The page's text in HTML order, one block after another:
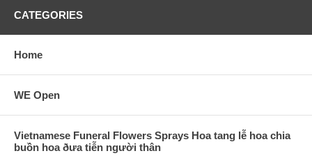
CATEGORIES
Home
WE Open
Vietnamese Funeral Flowers Sprays Hoa tang lễ hoa chia
buồn hoa ðưa tiễn người thân